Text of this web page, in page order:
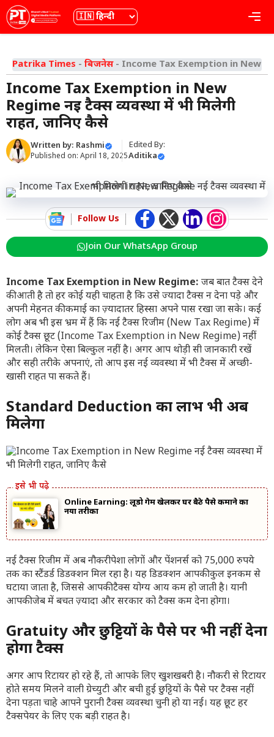
Skip
to
content
भाषा
Patrika Times - बिजनेस- Income Tax Exemption in New
Income Tax Exemption in New
Regime नई टैक्स व्यवस्था में भी मिलेगी
राहत, जानिए कैसे
Written by: Rashmi
Published on: April 18, 2025
Edited By:
Aditika
Follow Us
Join Our WhatsApp Group
Income Tax Exemption in New Regime: जब बात टैक्स देने
की आती है तो हर कोई यही चाहता है कि उसे ज्यादा टैक्स न देना पड़े और
अपनी मेहनत की कमाई का ज़्यादातर हिस्सा अपने पास रखा जा सके। कई
लोग अब भी इस भ्रम में हैं कि नई टैक्स रिजीम (New Tax Regime) में
कोई टैक्स छूट (Income Tax Exemption in New Regime) नहीं
मिलती। लेकिन ऐसा बिल्कुल नहीं है। अगर आप थोड़ी सी जानकारी रखें
और सही तरीके अपनाएं, तो आप इस नई व्यवस्था में भी टैक्स में अच्छी-
खासी राहत पा सकते हैं।
Standard Deduction का लाभ भी अब
मिलेगा
Online Earning: लूडो गेम खेलकर घर बैठे पैसे कमाने का
नया तरीका
नई टैक्स रिजीम में अब नौकरीपेशा लोगों और पेंशनर्स को 75,000 रुपये
तक का स्टैंडर्ड डिडक्शन मिल रहा है। यह डिडक्शन आपकी कुल इनकम से
घटाया जाता है, जिससे आपकी टैक्स योग्य आय कम हो जाती है। यानी
आपकी जेब में बचत ज़्यादा और सरकार को टैक्स कम देना होगा।
Gratuity और छुट्टियों के पैसे पर भी नहीं देना
होगा टैक्स
अगर आप रिटायर हो रहे हैं, तो आपके लिए खुशखबरी है। नौकरी से रिटायर
होते समय मिलने वाली ग्रेच्युटी और बची हुई छुट्टियों के पैसे पर टैक्स नहीं
देना पड़ता चाहे आपने पुरानी टैक्स व्यवस्था चुनी हो या नई। यह छूट हर
टैक्सपेयर के लिए एक बड़ी राहत है।